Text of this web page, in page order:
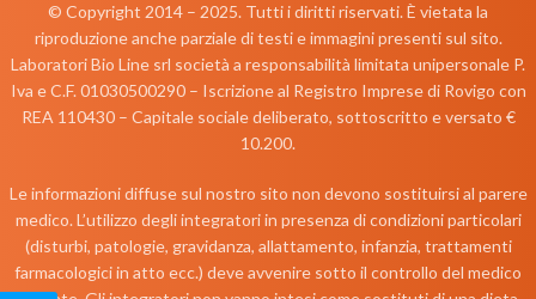
© Copyright 2014 – 2025. Tutti i diritti riservati. È vietata la
riproduzione anche parziale di testi e immagini presenti sul sito.
Laboratori Bio Line srl società a responsabilità limitata unipersonale P.
Iva e C.F. 01030500290 – Iscrizione al Registro Imprese di Rovigo con
REA 110430 – Capitale sociale deliberato, sottoscritto e versato €
10.200.
Le informazioni diffuse sul nostro sito non devono sostituirsi al parere
medico. L’utilizzo degli integratori in presenza di condizioni particolari
(disturbi, patologie, gravidanza, allattamento, infanzia, trattamenti
farmacologici in atto ecc.) deve avvenire sotto il controllo del medico